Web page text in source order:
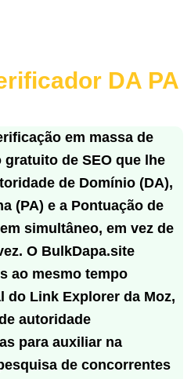
DA PA
em massa de
gratuito de SEO que lhe
de Domínio (DA),
(PA) e a Pontuação de
simultâneo, em vez de
O BulkDapa.site
ao mesmo tempo
do Link Explorer da Moz,
autoridade
para auxiliar na
de concorrentes